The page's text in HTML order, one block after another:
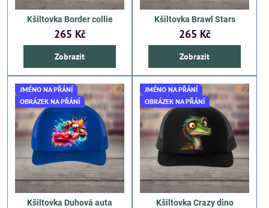
Kšiltovka Border collie
265 Kč
Zobrazit
Kšiltovka Brawl Stars
265 Kč
Zobrazit
JMÉNO NA PŘÁNÍ
OBRÁZEK NA PŘÁNÍ
Kšiltovka Duhová auta
JMÉNO NA PŘÁNÍ
OBRÁZEK NA PŘÁNÍ
Kšiltovka Crazy dino